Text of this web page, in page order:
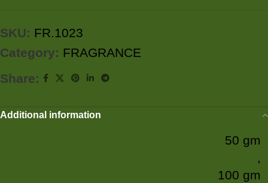
SKU: FR.1023
Category: FRAGRANCE
Share:
Additional information
50 gm
,
100 gm